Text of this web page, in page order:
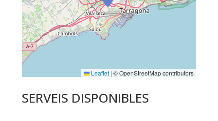
Leaflet | © OpenStreetMap contributors
SERVEIS DISPONIBLES